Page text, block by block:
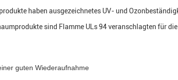
haben ausgezeichnetes UV- und
sind Flamme ULs 94 veranschlagten für die
guten Wiederaufnahme